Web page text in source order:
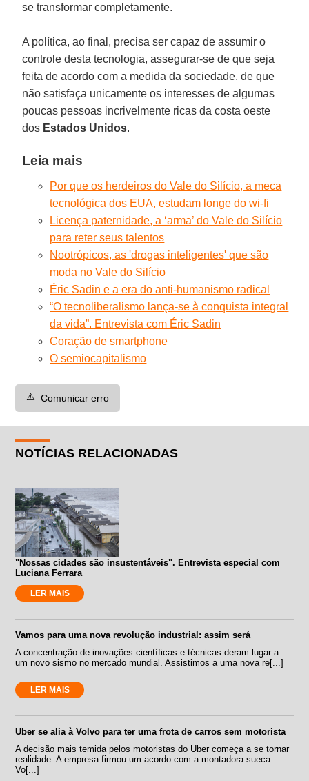
se transformar completamente.
A política, ao final, precisa ser capaz de assumir o
controle desta tecnologia, assegurar-se de que seja
feita de acordo com a medida da sociedade, de que
não satisfaça unicamente os interesses de algumas
poucas pessoas incrivelmente ricas da costa oeste
dos Estados Unidos.
Leia mais
Por que os herdeiros do Vale do Silício, a meca
tecnológica dos EUA, estudam longe do wi-fi
Licença paternidade, a ‘arma’ do Vale do Silício
para reter seus talentos
Nootrópicos, as 'drogas inteligentes' que são
moda no Vale do Silício
Éric Sadin e a era do anti-humanismo radical
“O tecnoliberalismo lança-se à conquista integral
da vida”. Entrevista com Éric Sadin
Coração de smartphone
O semiocapitalismo
⚠️ Comunicar erro
NOTÍCIAS RELACIONADAS
"Nossas cidades são insustentáveis". Entrevista especial com
Luciana Ferrara
LER MAIS
Vamos para uma nova revolução industrial: assim será
A concentração de inovações científicas e técnicas deram lugar a
um novo sismo no mercado mundial. Assistimos a uma nova re[...]
LER MAIS
Uber se alia à Volvo para ter uma frota de carros sem motorista
A decisão mais temida pelos motoristas do Uber começa a se tornar
realidade. A empresa firmou um acordo com a montadora sueca
Vo[...]